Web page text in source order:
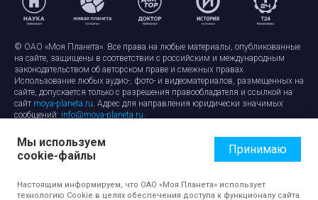
© ОАО «Моя Планета». Все права на любые материалы, опубликованные
на сайте, защищены в соответствии с российским и международным
законодательством об авторском праве и смежных правах.
Использование любых аудио-, фото- и видеоматериалов, размещенных на
сайте, допускается только с разрешения правообладателя и ссылкой на
сайт moya-planeta.ru. Адрес для направления юридически значимых
сообщений: info@moya-planeta.ru.
Правила сайтаРабота с cookie-файлами
Защита персональных данных
Обработка персональных данных
Мы используем
cookie-файлы
Принимаю
Настоящим информируем, что ОАО «Моя Планета» использует
технологию Cookie в целях обеспечения доступа к функционалу сайта